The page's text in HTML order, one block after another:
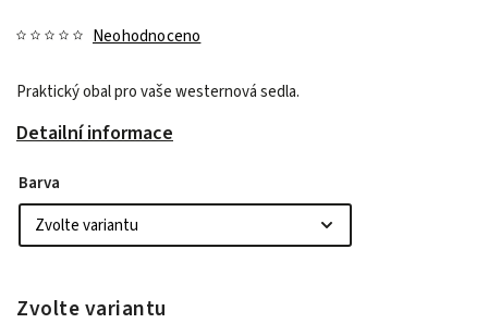
Neohodnoceno
Praktický obal pro vaše westernová sedla.
Detailní informace
Barva
Zvolte variantu